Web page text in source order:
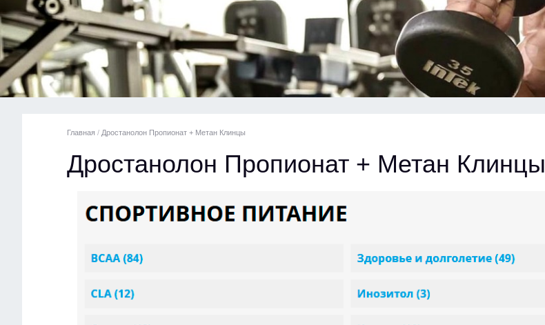
Главная / Дростанолон Пропионат + Метан Клинцы
Дростанолон Пропионат + Метан Клинцы